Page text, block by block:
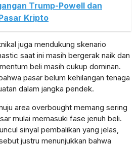
lensabidik.com
Trump-Powell dan
Kripto
juga mendukung skenario
saat ini masih bergerak naik dan
beli masih cukup dominan.
pasar belum kehilangan tenaga
dalam jangka pendek.
area overbought memang sering
mulai memasuki fase jenuh beli.
sinyal pembalikan yang jelas,
justru menunjukkan bahwa